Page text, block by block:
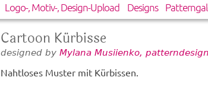
Logo-, Motiv-, Design-Upload Designs
Cartoon Kürbisse
designed by Mylana Musiienko,
Nahtloses Muster mit Kürbissen.